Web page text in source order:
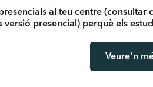
al teu centre
presencial) perquè els
Veure'n